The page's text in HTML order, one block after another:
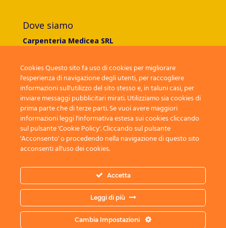
Dove siamo
Carpenteria Medicea SRL
50041 Calenzano (FI)
Tel:055 8990493
Fax:055 8839007
E-mail:info@carpenteriamedicea.it
CARPENTERIA MEDICEA SRL ® | Via Filippo Brunelleschi 3,
Prato ( ITALIA) | mail: INFO@CARPENTERIAMEDICEA.IT | PEC:
CARPENTERIAMEDICEA@LEGALMAIL.IT
phone: 0558990493 | PIVA: 02285890972 | REA: PO-520310|
Cookies Questo sito fa uso di cookies per migliorare
l'esperienza di navigazione degli utenti, per raccogliere
informazioni sull'utilizzo del sito stesso e, in taluni casi, per
inviare messaggi pubblicitari mirati. Utilizziamo sia cookies di
prima parte che di terze parti. Se vuoi avere maggiori
informazioni leggi l'informativa estesa sui cookies cliccando
sul pulsante 'Cookie Policy'. Cliccando sul pulsante
'Acconsento' o procedendo nella navigazione di questo sito
acconsenti all'uso dei cookies.
Accetta
Leggi di più
Cambia Impostazioni